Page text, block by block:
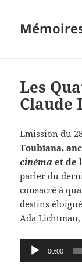
Les
Claude
Emission du
Toubiana,
cinéma et de
parler du
consacré à
destins
Ada
Lecteur
audio
00:00